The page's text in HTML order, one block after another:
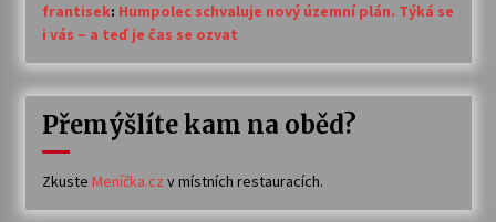
frantisek: Humpolec schvaluje nový územní plán. Týká se
i vás – a teď je čas se ozvat
Přemýšlíte kam na oběd?
Zkuste Meníčka.cz v místních restauracích.